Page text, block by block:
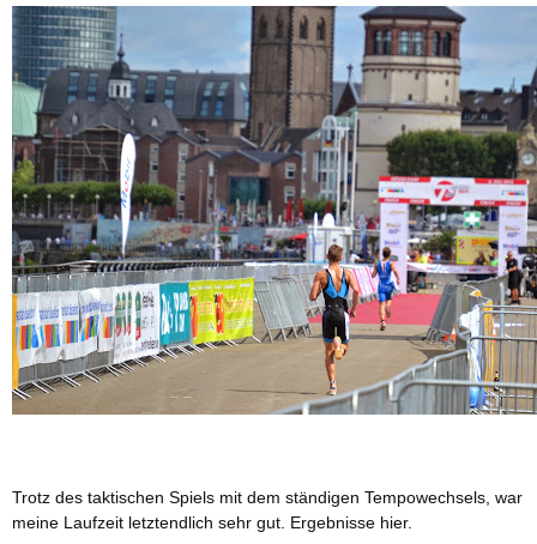
Trotz des taktischen Spiels mit dem ständigen Tempowechsels, war
meine Laufzeit letztendlich sehr gut. Ergebnisse hier.